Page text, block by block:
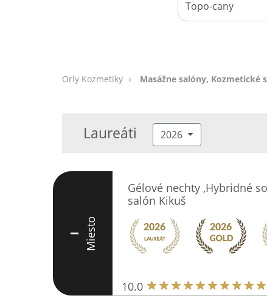
Orly Kozmetiky Masážne salóny, Kozmetické
Laureáti 2026
I Miesto
Gélové nechty ,Hybridné
salón Kikuš
10.0